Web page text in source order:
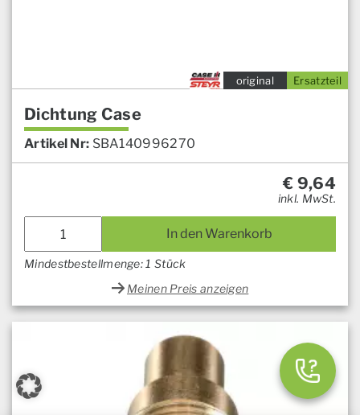
Ersatzteil
original
Dichtung Case
Artikel Nr: SBA140996270
€ 9,64
inkl. MwSt.
In den Warenkorb
Mindestbestellmenge: 1 Stück
Meinen Preis anzeigen